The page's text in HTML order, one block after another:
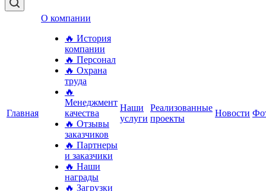
Главная
О компании
🔥 История
компании
🔥 Персонал
🔥 Охрана
труда
🔥
Менеджмент
качества
🔥 Отзывы
заказчиков
🔥 Партнеры
и заказчики
🔥 Наши
награды
🔥 Загрузки
Наши
услуги
Реализованные
проекты
Новости